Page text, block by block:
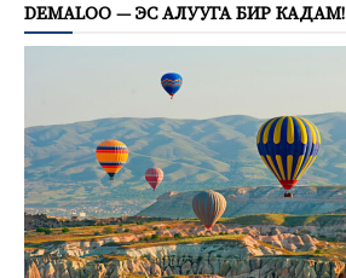
DEMALOO — ЭС АЛУУГА БИР КАДАМ!